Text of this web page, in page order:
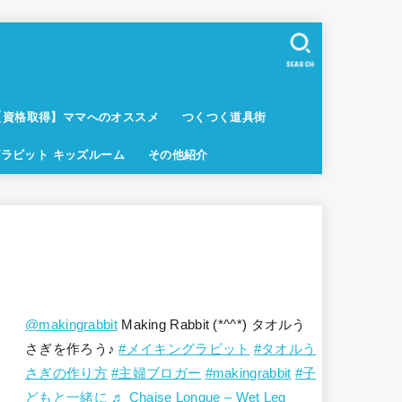
資格取得】ママへのオススメ つくつく道具街
ビット キッズルーム その他紹介
SEARCH
@makingrabbitMaking Rabbit (*^^*) タオルう
さぎを作ろう♪#メイキングラビット #タオルう
さぎの作り方 #主婦ブロガー #makingrabbit #子
どもと一緒に ♬ Chaise Longue – Wet Leg